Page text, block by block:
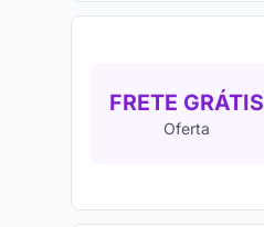
FRETE GRÁTIS
Oferta